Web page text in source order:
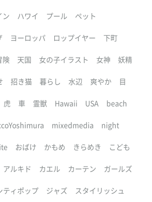
ン ハワイ プール ペット
ヨーロッパ ロップイヤー 下町
険 天国 女の子イラスト 女神 妖精
招き猫 暮らし 水辺 爽やか 目
虎 車 霊獣 Hawaii USA beach
mixedmedia night
おばけ かもめ きらめき こども
アルキド カエル カーテン ガールズ
ティポップ ジャズ スタイリッシュ